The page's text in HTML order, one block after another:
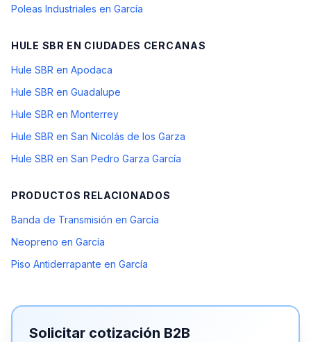
Poleas Industriales en García
HULE SBR EN CIUDADES CERCANAS
Hule SBR en Apodaca
Hule SBR en Guadalupe
Hule SBR en Monterrey
Hule SBR en San Nicolás de los Garza
Hule SBR en San Pedro Garza García
PRODUCTOS RELACIONADOS
Banda de Transmisión en García
Neopreno en García
Piso Antiderrapante en García
Solicitar cotización B2B